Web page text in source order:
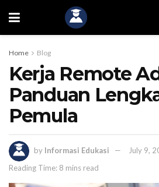
Home Blog
Kerja Remote
Panduan
Pemula
by Informasi Edukasi
July 9,
Reading Time: 8 mins read